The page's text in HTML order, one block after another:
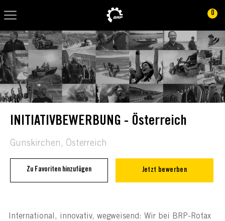
0
-
-
INITIATIVBEWERBUNG - Österreich
Location
Gunskirchen, Österreich
Zu Favoriten hinzufügen Jetzt bewerben
International, innovativ, wegweisend: Wir bei BRP-Rotax